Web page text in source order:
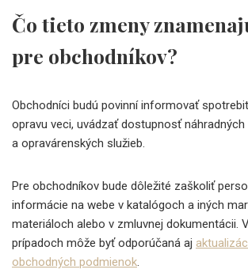
Čo tieto zmeny
pre obchodníkov?
Obchodníci budú povinní informovať
opravu veci, uvádzať dostupnosť náhradných
a opravárenských služieb.
Pre obchodníkov bude dôležité zaškoliť
informácie na webe v katalógoch a iných
materiáloch alebo v zmluvnej dokumentácii.
prípadoch môže byť odporúčaná aj
obchodných podmienok.